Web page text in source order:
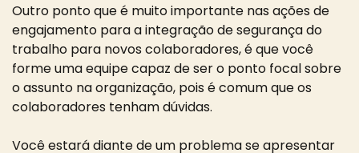
Outro ponto que é muito importante nas ações de
engajamento para a integração de segurança do
trabalho para novos colaboradores, é que você
forme uma equipe capaz de ser o ponto focal sobre
o assunto na organização, pois é comum que os
colaboradores tenham dúvidas.
Você estará diante de um problema se apresentar